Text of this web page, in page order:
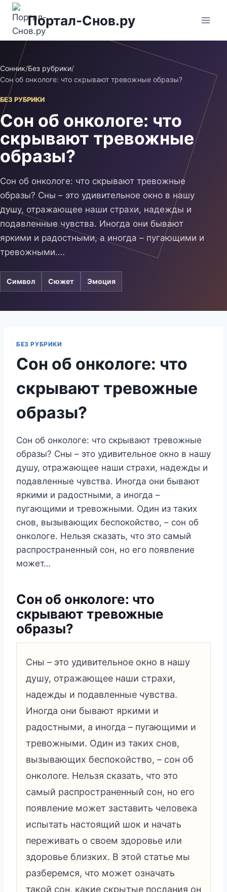
Перейти
содержимому
Портал-Снов.ру
Сонник/Без рубрики/
Сон об онкологе: что скрывают тревожные образы?
БЕЗ РУБРИКИ
Сон об онкологе: что
скрывают тревожные
образы?
Сон об онкологе: что скрывают тревожные
образы? Сны – это удивительное окно в нашу
душу, отражающее наши страхи, надежды и
подавленные чувства. Иногда они бывают
яркими и радостными, а иногда – пугающими и
тревожными.…
Символ Сюжет Эмоция
БЕЗ РУБРИКИ
Сон об онкологе: что
скрывают тревожные
образы?
Сон об онкологе: что скрывают тревожные
образы? Сны – это удивительное окно в нашу
душу, отражающее наши страхи, надежды и
подавленные чувства. Иногда они бывают
яркими и радостными, а иногда –
пугающими и тревожными. Один из таких
снов, вызывающих беспокойство, – сон об
онкологе. Нельзя сказать, что это самый
распространенный сон, но его появление
может…
Сон об онкологе: что
скрывают тревожные
образы?
Сны – это удивительное окно в нашу
душу, отражающее наши страхи,
надежды и подавленные чувства.
Иногда они бывают яркими и
радостными, а иногда – пугающими и
тревожными. Один из таких снов,
вызывающих беспокойство, – сон об
онкологе. Нельзя сказать, что это
самый распространенный сон, но его
появление может заставить человека
испытать настоящий шок и начать
переживать о своем здоровье или
здоровье близких. В этой статье мы
разберемся, что может означать
такой сон, какие скрытые послания он